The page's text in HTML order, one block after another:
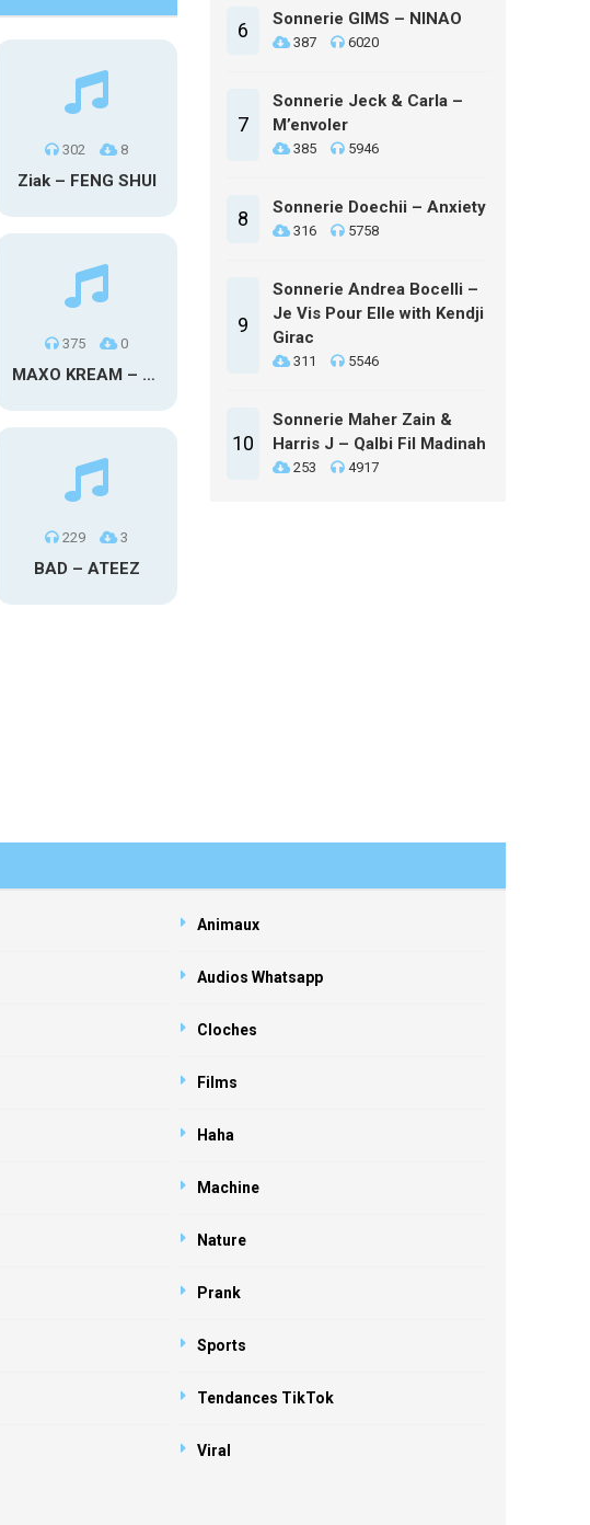
302 8
Ziak – FENG SHUI
375 0
MAXO KREAM – 6 MONTHS CLEAN
229 3
BAD – ATEEZ
6 Sonnerie GIMS – NINAO
387 6020
7
Sonnerie Jeck & Carla –
M’envoler
385 5946
8 Sonnerie Doechii – Anxiety
316 5758
9
Sonnerie Andrea Bocelli –
Je Vis Pour Elle with Kendji
Girac
311 5546
10
Sonnerie Maher Zain &
Harris J – Qalbi Fil Madinah
253 4917
Animaux
Audios Whatsapp
Cloches
Films
Haha
Machine
Nature
Prank
Sports
Tendances TikTok
Viral